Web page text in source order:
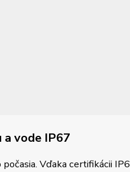
vode IP67
Vďaka certifikácii